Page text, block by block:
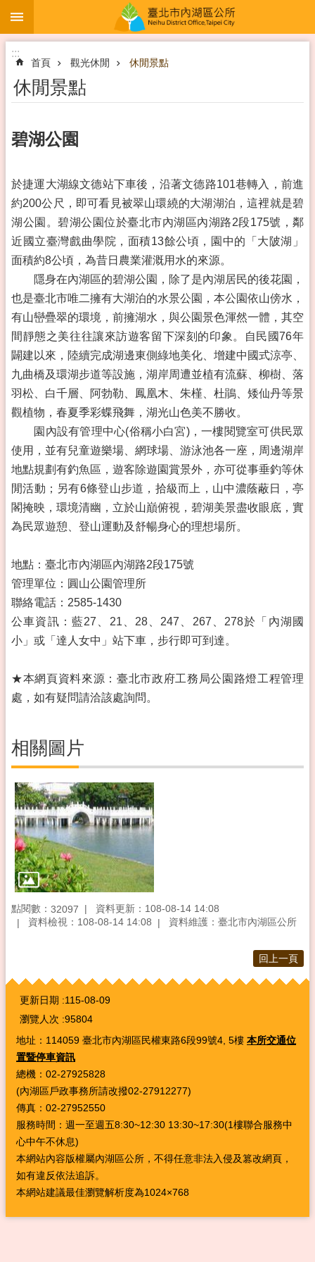
跳到主要內容區塊
:::
首頁 觀光休閒 休閒景點
休閒景點
碧湖公園
於捷運大湖線文德站下車後，沿著文德路101巷轉入，前進
約200公尺，即可看見被翠山環繞的大湖湖泊，這裡就是碧
湖公園。碧湖公園位於臺北市內湖區內湖路2段175號，鄰
近國立臺灣戲曲學院，面積13餘公頃，園中的「大陂湖」
面積約8公頃，為昔日農業灌溉用水的來源。
隱身在內湖區的碧湖公園，除了是內湖居民的後花園，
也是臺北市唯二擁有大湖泊的水景公園，本公園依山傍水，
有山巒疊翠的環境，前擁湖水，與公園景色渾然一體，其空
間靜態之美往往讓來訪遊客留下深刻的印象。自民國76年
闢建以來，陸續完成湖邊東側綠地美化、增建中國式涼亭、
九曲橋及環湖步道等設施，湖岸周遭並植有流蘇、柳樹、落
羽松、白千層、阿勃勒、鳳凰木、朱槿、杜鵑、矮仙丹等景
觀植物，春夏季彩蝶飛舞，湖光山色美不勝收。
園內設有管理中心(俗稱小白宮)，一樓閱覽室可供民眾
使用，並有兒童遊樂場、網球場、游泳池各一座，周邊湖岸
地點規劃有釣魚區，遊客除遊園賞景外，亦可從事垂釣等休
閒活動；另有6條登山步道，拾級而上，山中濃蔭蔽日，亭
閣掩映，環境清幽，立於山巔俯視，碧湖美景盡收眼底，實
為民眾遊憩、登山運動及舒暢身心的理想場所。
地點：臺北市內湖區內湖路2段175號
管理單位：圓山公園管理所
聯絡電話：2585-1430
公車資訊：藍27、21、28、247、267、278於「內湖國
小」或「達人女中」站下車，步行即可到達。
★本網頁資料來源：臺北市政府工務局公園路燈工程管理
處，如有疑問請洽該處詢問。
相關圖片
點閱數： 32097
資料更新：108-08-14 14:08
資料檢視：108-08-14 14:08
資料維護：臺北市內湖區公所
回上一頁
:::
更新日期
115-08-09
瀏覽人次 95804
地址：114059 臺北市內湖區民權東路6段99號4, 5樓 本所交通位
置暨停車資訊
總機：02-27925828
(內湖區戶政事務所請改撥02-27912277)
傳真：02-27952550
服務時間：週一至週五8:30~12:30 13:30~17:30(1樓聯合服務中
心中午不休息)
本網站內容版權屬內湖區公所，不得任意非法入侵及篡改網頁，
如有違反依法追訴。
本網站建議最佳瀏覽解析度為1024×768